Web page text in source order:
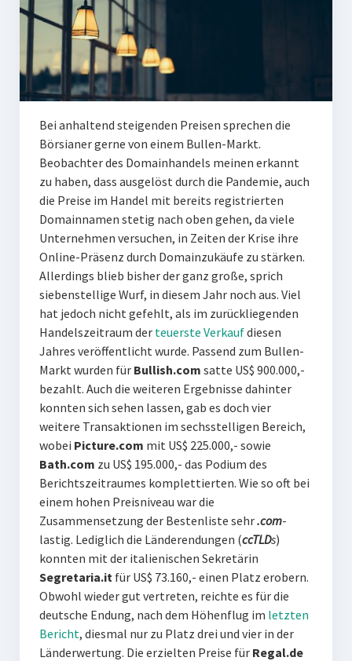
Bei anhaltend steigenden Preisen sprechen die
Börsianer gerne von einem Bullen-Markt.
Beobachter des Domainhandels meinen erkannt
zu haben, dass ausgelöst durch die Pandemie, auch
die Preise im Handel mit bereits registrierten
Domainnamen stetig nach oben gehen, da viele
Unternehmen versuchen, in Zeiten der Krise ihre
Online-Präsenz durch Domainzukäufe zu stärken.
Allerdings blieb bisher der ganz große, sprich
siebenstellige Wurf, in diesem Jahr noch aus. Viel
hat jedoch nicht gefehlt, als im zurückliegenden
Handelszeitraum der teuerste Verkaufdiesen
Jahres veröffentlicht wurde. Passend zum Bullen-
Markt wurden für Bullish.com satte US$ 900.000,-
bezahlt. Auch die weiteren Ergebnisse dahinter
konnten sich sehen lassen, gab es doch vier
weitere Transaktionen im sechsstelligen Bereich,
wobei Picture.com mit US$ 225.000,- sowie
Bath.com zu US$ 195.000,- das Podium des
Berichtszeitraumes komplettierten. Wie so oft bei
einem hohen Preisniveau war die
Zusammensetzung der Bestenliste sehr.com-
lastig. Lediglich die Länderendungen (ccTLDs)
konnten mit der italienischen Sekretärin
Segretaria.it für US$ 73.160,- einen Platz erobern.
Obwohl wieder gut vertreten, reichte es für die
deutsche Endung, nach dem Höhenflug im letzten
Bericht, diesmal nur zu Platz drei und vier in der
Länderwertung. Die erzielten Preise für Regal.de